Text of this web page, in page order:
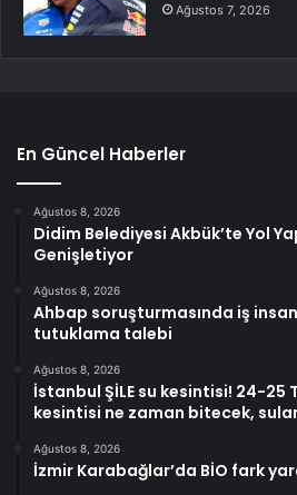
Ağustos 7, 2026
En Güncel Haberler
Ağustos 8, 2026
Didim Belediyesi Akbük’te Yol
Genişletiyor
Ağustos 8, 2026
Ahbap soruşturmasında iş
tutuklama talebi
Ağustos 8, 2026
İstanbul ŞİLE su kesintisi! 24-25
kesintisi ne zaman bitecek,
Ağustos 8, 2026
İzmir Karabağlar’da BİO fark